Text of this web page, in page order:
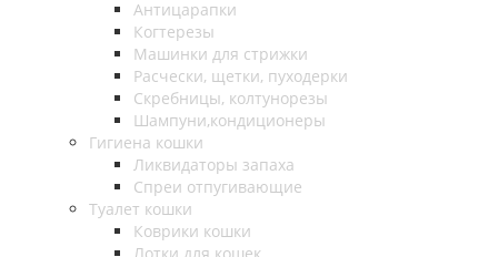
Антицарапки
Когтерезы
Машинки для стрижки
Расчески, щетки, пуходерки
Скребницы, колтунорезы
Шампуни,кондиционеры
Гигиена кошки
Ликвидаторы запаха
Спреи отпугивающие
Туалет кошки
Коврики кошки